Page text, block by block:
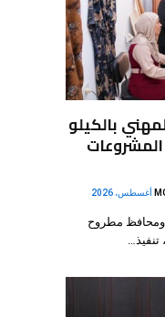
بالكيلو
المشروعات
ومحافظ مطروح
تنفيذ…